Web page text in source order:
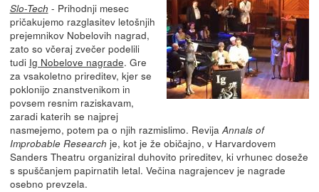
Slo-Tech - Prihodnji mesec
pričakujemo razglasitev letošnjih
prejemnikov Nobelovih nagrad,
zato so včeraj zvečer podelili
tudi Ig Nobelove nagrade. Gre
za vsakoletno prireditev, kjer se
poklonijo znanstvenikom in
povsem resnim raziskavam,
zaradi katerih se najprej
nasmejemo, potem pa o njih razmislimo. RevijaAnnals of
Improbable Research je, kot je že običajno, v Harvardovem
Sanders Theatru organiziral duhovito prireditev, ki vrhunec doseže
s spuščanjem papirnatih letal. Večina nagrajencev je nagrade
osebno prevzela.